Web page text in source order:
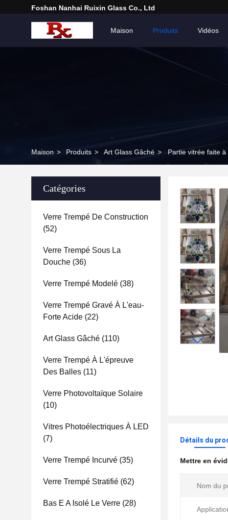
Foshan Nanhai Ruixin Glass Co., Ltd
Maison Produits Vidéos
Maison > Produits > Art Glass Gâché > Partie vitrée faite
Catégories
Verre Trempé De Construction
(52)
Verre Trempé Sous La
Douche (36)
Verre Trempé Modelé (38)
Verre Trempé Gravé À L'eau-
Forte Acide (22)
Art Glass Gâché (110)
Verre Trempé À L'épreuve
Des Balles (11)
Verre Photovoltaïque Solaire
(10)
Vitres Photoélectriques À LED
(7)
Verre Trempé Incurvé (35)
Verre Trempé Stratifié (62)
Bas E A Isolé Le Verre (28)
Détails du
Mettre en
Nom du